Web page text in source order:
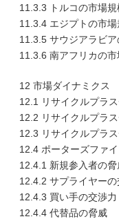
11.3.3 トルコの市場規
11.3.4 エジプトの市
11.3.5 サウジアラビ
11.3.6 南アフリカの
12 市場ダイナミクス
12.1 リサイクルプラ
12.2 リサイクルプラ
12.3 リサイクルプラ
12.4 ポーターズファ
12.4.1 新規参入者の脅
12.4.2 サプライヤーの
12.4.3 買い手の交渉力
12.4.4 代替品の脅威